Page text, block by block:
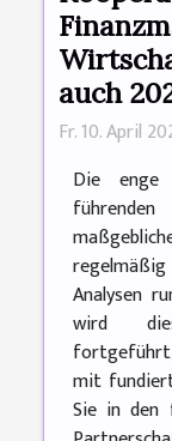
auch
Fr. 10. April
Die enge
Analysen
wird
mit
Sie in den